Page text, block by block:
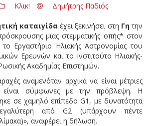
Κλικ! Δημήτρης Παδιός
καταιγίδα έχει ξεκινήσει στη Γητην
μιας στεμματικής οπής* στον
Εργαστήριο Ηλιακής Αστρονομίας του
Ερευνών και το Ινστιτούτο Ηλιακής-
Ακαδημίας Επιστημών.
αναμενόταν αρχικά να είναι μέτριες
είναι σύμφωνες με την πρόβλεψη. Η
σε χαμηλό επίπεδο G1, με δυνατότητα
από G2 (υπάρχουν πέντε
αναφέρει η δήλωση.